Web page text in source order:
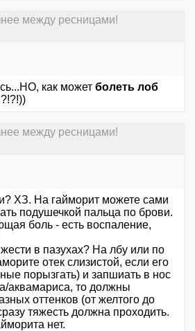
между ресницами!
как может болеть лоб
?!?!))
между ресницами!
ХЗ. На гайморит можете сами
подушечкой пальца по брови.
боль - есть воспаление,
в пазухах? На лбу или по
отек слизистой, если его
порызгать) и запшиать в нос
аквамариса, то должны
оттенков (от желтого до
тяжесть должна проходить.
нет.